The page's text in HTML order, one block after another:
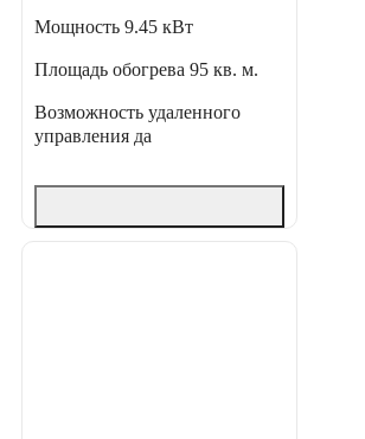
Мощность 9.45 кВт
Площадь обогрева 95 кв. м.
Возможность удаленного
управления да